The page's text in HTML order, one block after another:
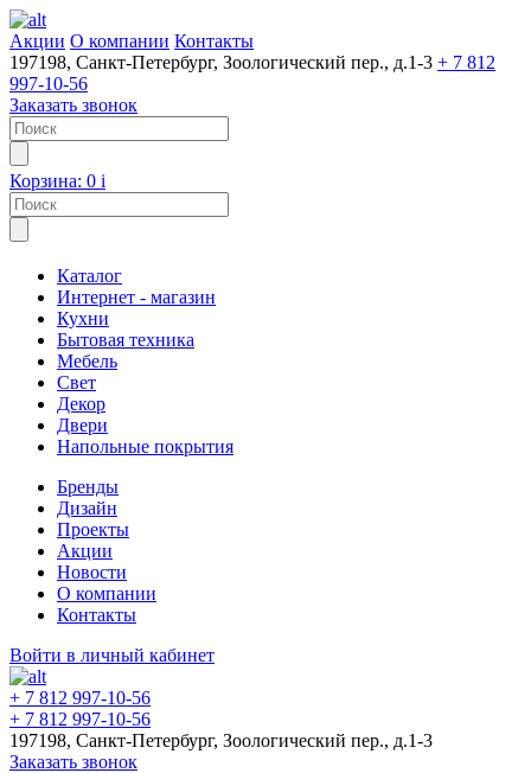
Акции О компании Контакты
197198, Санкт-Петербург, Зоологический пер., д.1-3 + 7 812
997-10-56
Заказать звонок
Корзина: 0 i
Каталог
Интернет - магазин
Кухни
Бытовая техника
Мебель
Свет
Декор
Двери
Напольные покрытия
Бренды
Дизайн
Проекты
Акции
Новости
О компании
Контакты
Войти в личный кабинет
+ 7 812 997-10-56
+ 7 812 997-10-56
197198, Санкт-Петербург, Зоологический пер., д.1-3
Заказать звонок